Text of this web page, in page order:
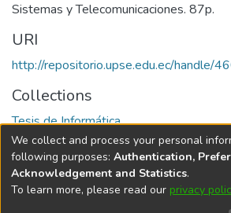
Sistemas y Telecomunicaciones. 87p.
URI
http://repositorio.upse.edu.ec/handle/
Collections
Tesis de Informática
Full item page
DSpace softwarecopyright ©
We collect and process your personal
following purposes: Authentication,
Acknowledgement and Statistics.
To learn more, please read our privacy